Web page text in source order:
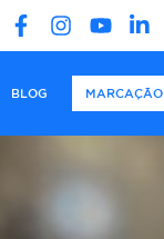
BLOG MARCAÇÃO